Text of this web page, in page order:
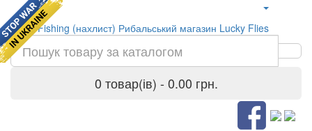
0 товар(ів) - 0.00 грн.